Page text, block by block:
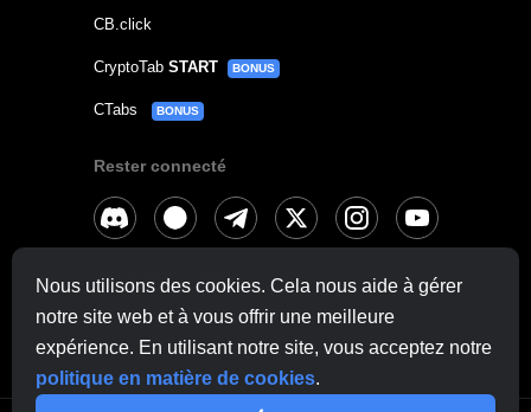
Nous utilisons des cookies. Cela nous aide à gérer
notre site web et à vous offrir une meilleure
expérience. En utilisant notre site, vous acceptez notre
politique en matière de cookies.
CB.click
CryptoTab START BONUS
CTabs BONUS
Rester connecté
Autres demandes:contactus@cryptobrowser.site